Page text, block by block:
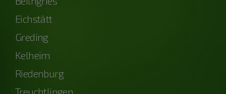
Eichstätt
Greding
Kelheim
Riedenburg
Treuchtlingen